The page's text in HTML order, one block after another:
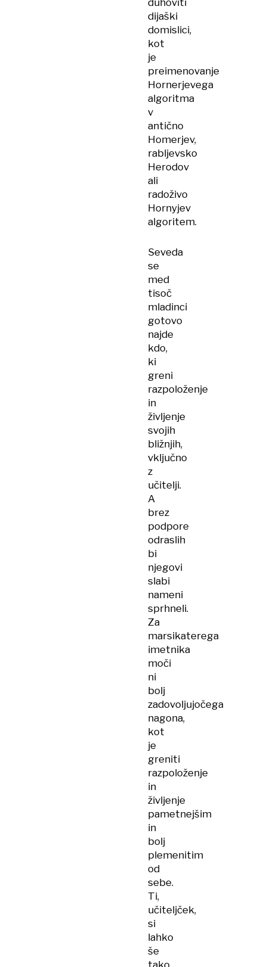
duhoviti
dijaški
domislici,
kot
je
preimenovanje
Hornerjevega
algoritma
v
antično
Homerjev,
rabljevsko
Herodov
ali
radoživo
Hornyjev
algoritem.
Seveda
se
med
tisoč
mladinci
gotovo
najde
kdo,
ki
greni
razpoloženje
in
življenje
svojih
bližnjih,
vključno
z
učitelji.
A
brez
podpore
odraslih
bi
njegovi
slabi
nameni
sprhneli.
Za
marsikaterega
imetnika
moči
ni
bolj
zadovoljujočega
nagona,
kot
je
greniti
razpoloženje
in
življenje
pametnejšim
in
bolj
plemenitim
od
sebe.
Ti,
učiteljček,
si
lahko
še